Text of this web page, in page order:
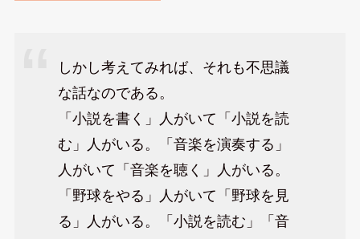
しかし考えてみれば、それも不思議
な話なのである。
「小説を書く」人がいて「小説を読
む」人がいる。「音楽を演奏する」
人がいて「音楽を聴く」人がいる。
「野球をやる」人がいて「野球を見
る」人がいる。「小説を読む」「音